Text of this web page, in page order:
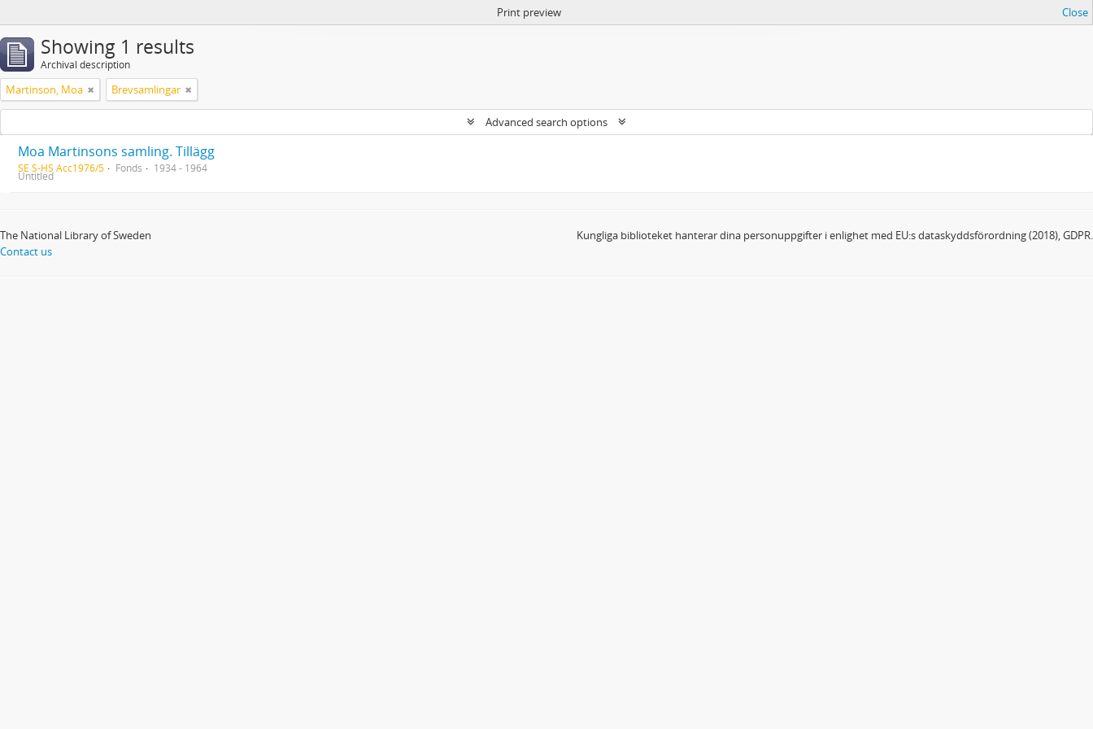
Print preview Close
Showing 1 results
Archival description
Martinson, Moa Brevsamlingar
Advanced search options
Moa Martinsons samling. Tillägg
SE S-HS Acc1976/5 Fonds 1934 - 1964
Untitled
The National Library of Sweden
Contact us
Kungliga biblioteket hanterar dina personuppgifter i enlighet med EU:s dataskyddsförordning (2018), GDPR.